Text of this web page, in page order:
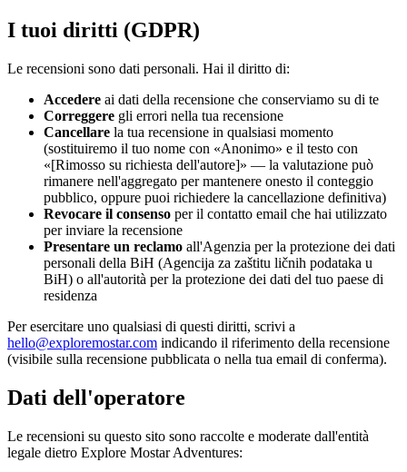
I tuoi diritti (GDPR)
Le recensioni sono dati personali. Hai il diritto di:
Accedere ai dati della recensione che conserviamo su di te
Correggere gli errori nella tua recensione
Cancellare la tua recensione in qualsiasi momento
(sostituiremo il tuo nome con «Anonimo» e il testo con
«[Rimosso su richiesta dell'autore]» — la valutazione può
rimanere nell'aggregato per mantenere onesto il conteggio
pubblico, oppure puoi richiedere la cancellazione definitiva)
Revocare il consenso per il contatto email che hai utilizzato
per inviare la recensione
Presentare un reclamo all'Agenzia per la protezione dei dati
personali della BiH (Agencija za zaštitu ličnih podataka u
BiH) o all'autorità per la protezione dei dati del tuo paese di
residenza
Per esercitare uno qualsiasi di questi diritti, scrivi a
hello@exploremostar.com indicando il riferimento della recensione
(visibile sulla recensione pubblicata o nella tua email di conferma).
Dati dell'operatore
Le recensioni su questo sito sono raccolte e moderate dall'entità
legale dietro Explore Mostar Adventures: